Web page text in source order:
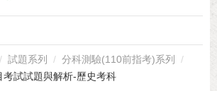
試題系列
分科測驗(110前指考)系列
考試試題與解析-歷史考科